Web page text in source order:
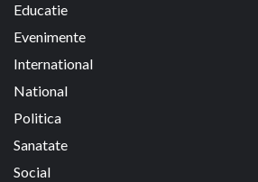
Educatie
Evenimente
International
National
Politica
Sanatate
Social